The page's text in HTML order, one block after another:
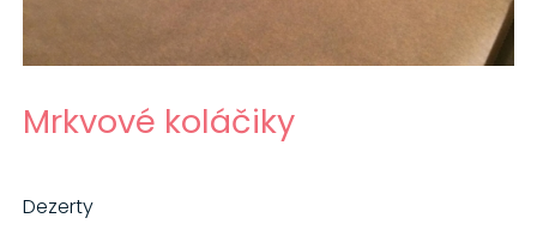
Mrkvové koláčiky
Dezerty